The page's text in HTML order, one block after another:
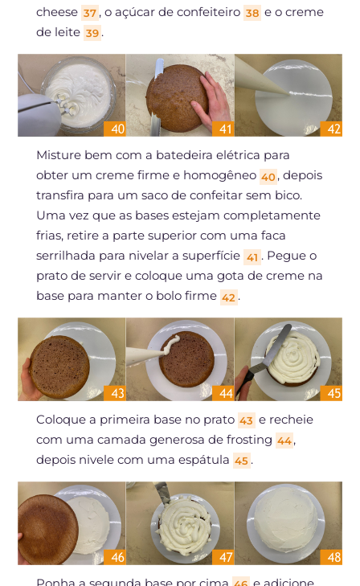
cheese 37 , o açúcar de confeiteiro 38 e o creme
de leite 39 .
Misture bem com a batedeira elétrica para
obter um creme firme e homogêneo 40 , depois
transfira para um saco de confeitar sem bico.
Uma vez que as bases estejam completamente
frias, retire a parte superior com uma faca
serrilhada para nivelar a superfície 41 . Pegue o
prato de servir e coloque uma gota de creme na
base para manter o bolo firme 42 .
Coloque a primeira base no prato 43 e recheie
com uma camada generosa de frosting 44 ,
depois nivele com uma espátula 45 .